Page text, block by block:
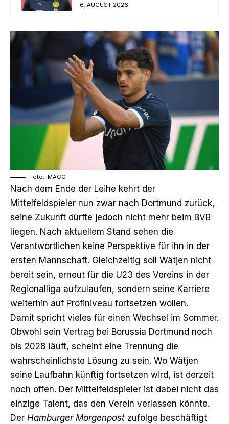
6. AUGUST 2026
Foto: IMAGO
Nach dem Ende der Leihe kehrt der
Mittelfeldspieler nun zwar nach Dortmund zurück,
seine Zukunft dürfte jedoch nicht mehr beim BVB
liegen. Nach aktuellem Stand sehen die
Verantwortlichen keine Perspektive für ihn in der
ersten Mannschaft. Gleichzeitig soll Wätjen nicht
bereit sein, erneut für die U23 des Vereins in der
Regionalliga aufzulaufen, sondern seine Karriere
weiterhin auf Profiniveau fortsetzen wollen.
Damit spricht vieles für einen Wechsel im Sommer.
Obwohl sein Vertrag bei Borussia Dortmund noch
bis 2028 läuft, scheint eine Trennung die
wahrscheinlichste Lösung zu sein. Wo Wätjen
seine Laufbahn künftig fortsetzen wird, ist derzeit
noch offen. Der Mittelfeldspieler ist dabei nicht das
einzige Talent, das den Verein verlassen könnte.
Der Hamburger Morgenpost zufolge beschäftigt